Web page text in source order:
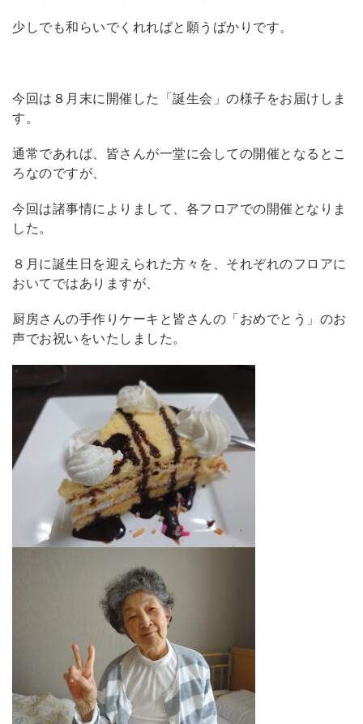
少しでも和らいでくれればと願うばかりです。
今回は８月末に開催した「誕生会」の様子をお届けしま
す。
通常であれば、皆さんが一堂に会しての開催となるとこ
ろなのですが、
今回は諸事情によりまして、各フロアでの開催となりま
した。
８月に誕生日を迎えられた方々を、それぞれのフロアに
おいてではありますが、
厨房さんの手作りケーキと皆さんの「おめでとう」のお
声でお祝いをいたしました。